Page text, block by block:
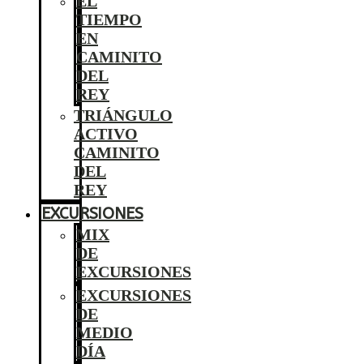
TIEMPO
EN
CAMINITO
DEL
REY
TRIÁNGULO
ACTIVO
CAMINITO
DEL
REY
EXCURSIONES
MIX
DE
EXCURSIONES
EXCURSIONES
DE
MEDIO
DÍA